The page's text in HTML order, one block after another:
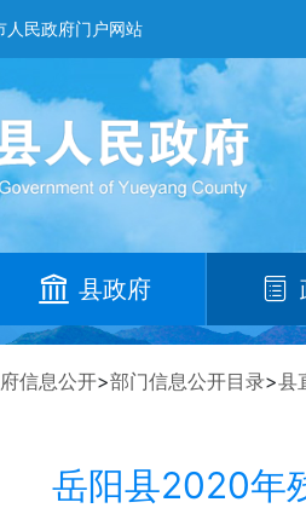
人民政府门户网站
县政府
信息公开>部门信息公开目录>县
岳阳县2020年